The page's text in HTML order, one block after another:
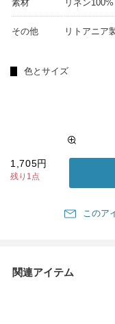
素材 リネン100%
その他 リトアニア
色とサイズ
1,705円
残り1点
このア
関連アイテム